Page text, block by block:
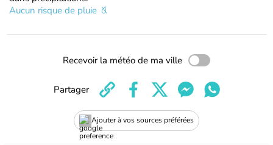
Aucun risque de pluie
Recevoir la météo de ma ville
Ajouter à vos sources préférées
Partager